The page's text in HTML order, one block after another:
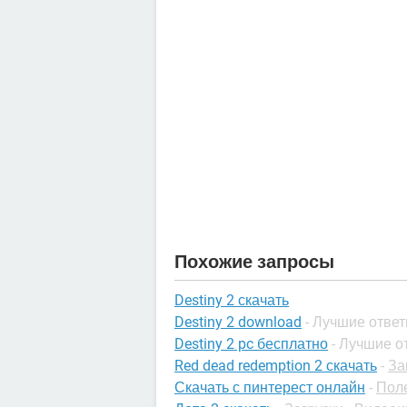
Похожие запросы
Destiny 2 скачать
Destiny 2 download - Лучшие
Destiny 2 pc бесплатно - Лучшие
Red dead redemption 2 скачать -
Скачать с пинтерест онлайн -